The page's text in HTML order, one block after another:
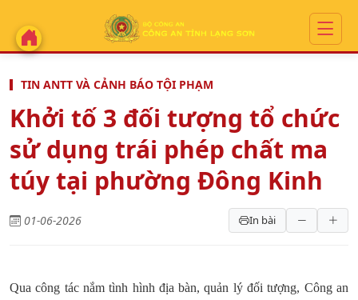
TIN ANTT VÀ CẢNH BÁO TỘI PHẠM
Khởi tố 3 đối tượng tổ chức
sử dụng trái phép chất ma
túy tại phường Đông Kinh
01-06-2026 In bài
Qua công tác nắm tình hình địa bàn, quản lý đối tượng, Công an